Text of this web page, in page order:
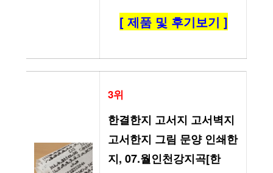
[ 제품 및 후기보기 ]
3위
한결한지 고서지 고서벽지
고서한지 그림 문양 인쇄한
지, 07.월인천강지곡[한